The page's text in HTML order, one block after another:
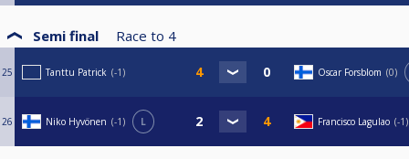
Semi final Race to 4
25 Tanttu Patrick -1 Oscar Forsblom 0
26 Niko Hyvönen -1 L Francisco Lagulao -1